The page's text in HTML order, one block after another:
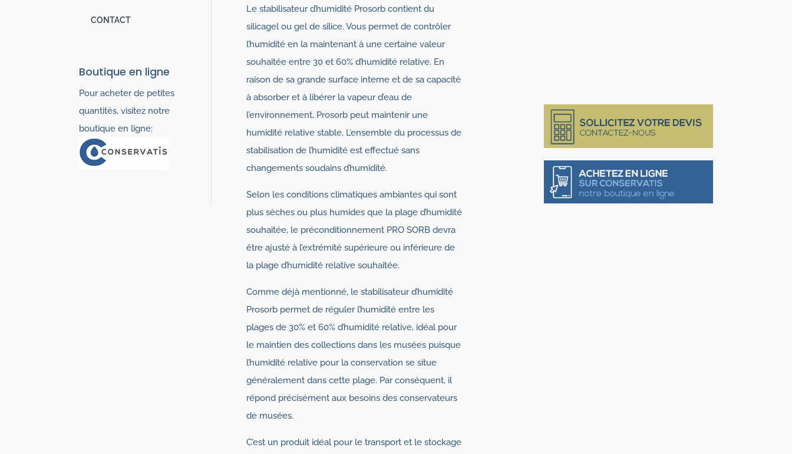
CONTACT
Boutique en ligne
Pour acheter de petites
quantités, visitez notre
boutique en ligne:
Le stabilisateur d’humidité Prosorb contient du
silicagel ou gel de silice. Vous permet de contrôler
l’humidité en la maintenant à une certaine valeur
souhaitée entre 30 et 60% d’humidité relative. En
raison de sa grande surface interne et de sa capacité
à absorber et à libérer la vapeur d’eau de
l’environnement, Prosorb peut maintenir une
humidité relative stable. L’ensemble du processus de
stabilisation de l’humidité est effectué sans
changements soudains d’humidité.
Selon les conditions climatiques ambiantes qui sont
plus sèches ou plus humides que la plage d’humidité
souhaitée, le préconditionnement PRO SORB devra
être ajusté à l’extrémité supérieure ou inférieure de
la plage d’humidité relative souhaitée.
Comme déjà mentionné, le stabilisateur d’humidité
Prosorb permet de réguler l’humidité entre les
plages de 30% et 60% d’humidité relative, idéal pour
le maintien des collections dans les musées puisque
l’humidité relative pour la conservation se situe
généralement dans cette plage. Par conséquent, il
répond précisément aux besoins des conservateurs
de musées.
C’est un produit idéal pour le transport et le stockage